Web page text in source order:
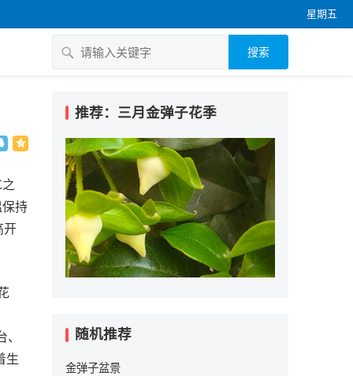
星期五
搜索
持
开
生
推荐：三月金弹子花季
随机推荐
金弹子盆景